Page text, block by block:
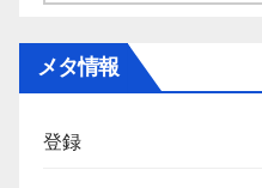
メタ情報
登録